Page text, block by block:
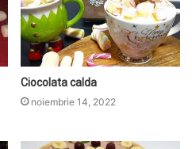
e
Ciocolata calda
noiembrie 14, 2022